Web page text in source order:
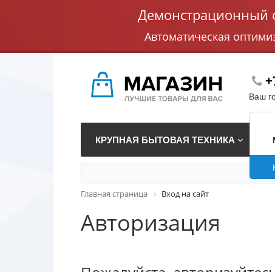
Демонстрационный
Автоматическая
Ваш
КРУПНАЯ БЫТОВАЯ ТЕХНИКА
Главная страница Вход на сайт
Авторизация